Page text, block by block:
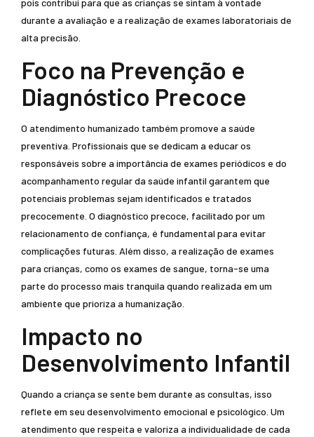
pois contribui para que as crianças se sintam à vontade
durante a avaliação e a realização de exames laboratoriais de
alta precisão.
Foco na Prevenção e
Diagnóstico Precoce
O atendimento humanizado também promove a saúde
preventiva. Profissionais que se dedicam a educar os
responsáveis sobre a importância de exames periódicos e do
acompanhamento regular da saúde infantil garantem que
potenciais problemas sejam identificados e tratados
precocemente. O diagnóstico precoce, facilitado por um
relacionamento de confiança, é fundamental para evitar
complicações futuras. Além disso, a realização de exames
para crianças, como os exames de sangue, torna-se uma
parte do processo mais tranquila quando realizada em um
ambiente que prioriza a humanização.
Impacto no
Desenvolvimento Infantil
Quando a criança se sente bem durante as consultas, isso
reflete em seu desenvolvimento emocional e psicológico. Um
atendimento que respeita e valoriza a individualidade de cada